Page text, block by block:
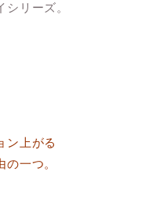
リーズ。
ン上がる
一つ。